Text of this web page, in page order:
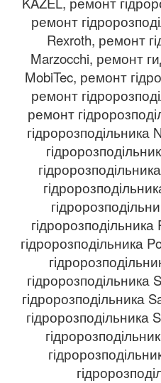
ремонт
Rexroth, ремонт
Marzocchi, ремонт
MobiTec, ремонт
ремонт
ремонт
гідророзподільника
гідророзподільника
гідророзподільника
гідророзподільника
гідророзподільника